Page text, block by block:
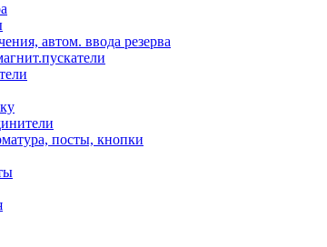
автом. ввода резерва
посты, кнопки